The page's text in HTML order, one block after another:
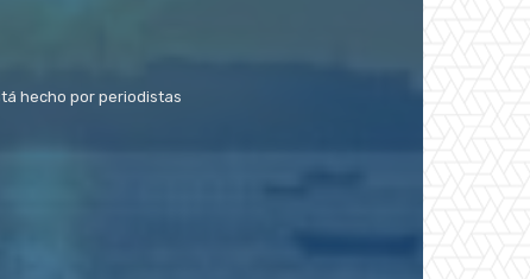
hecho por periodistas